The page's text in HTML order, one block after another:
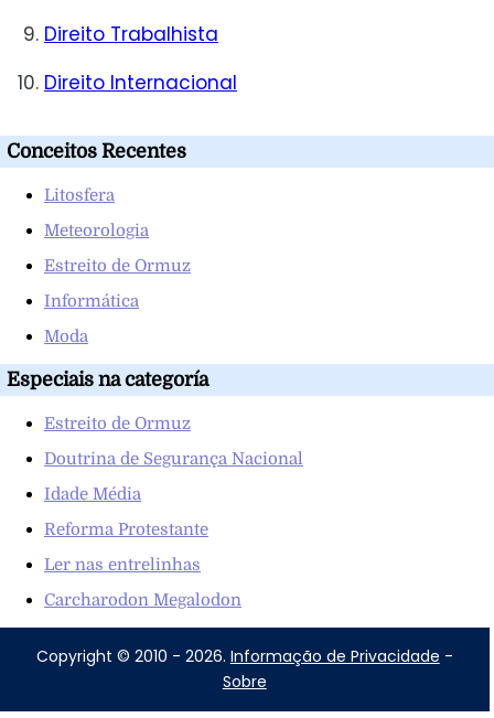
Direito Trabalhista
Direito Internacional
Conceitos Recentes
Litosfera
Meteorologia
Estreito de Ormuz
Informática
Moda
Especiais na categoría
Estreito de Ormuz
Doutrina de Segurança Nacional
Idade Média
Reforma Protestante
Ler nas entrelinhas
Carcharodon Megalodon
Copyright © 2010 - 2026. Informação de Privacidade -
Sobre